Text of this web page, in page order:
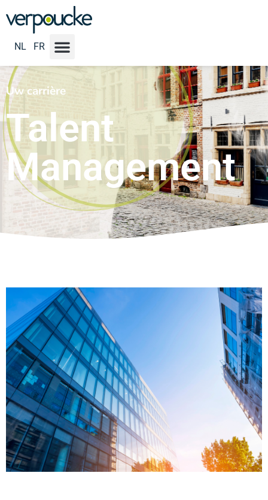
NL FR
Uw carrière
Talent
Management